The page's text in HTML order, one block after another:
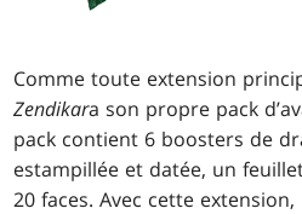
Comme toute extension
Zendikara son propre pack
pack contient 6 boosters de
estampillée et datée, un
20 faces. Avec cette